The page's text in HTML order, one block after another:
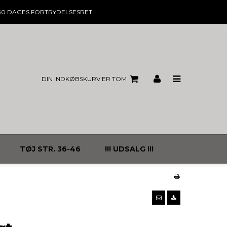
DAGESFORTRYDELSESRET
DIN INDKØBSKURV ER TOM
TØJ STR. 36-46 !!! UDSALG !!!